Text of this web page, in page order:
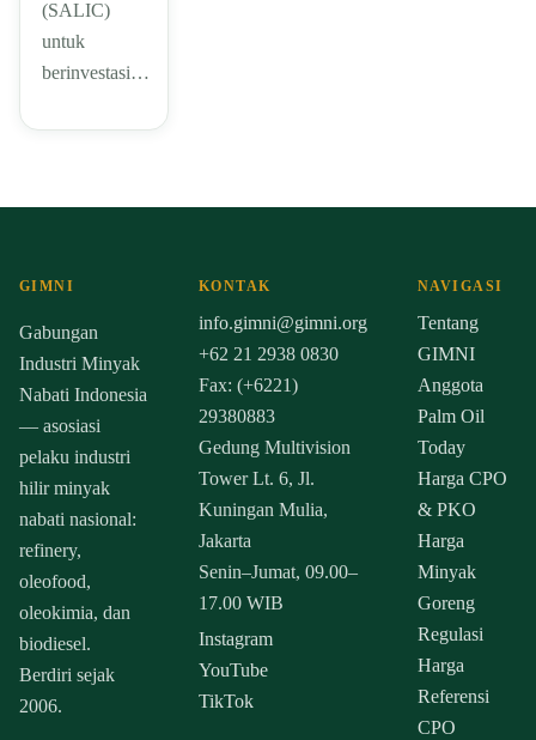
(SALIC)
untuk
berinvestasi…
GIMNI
Gabungan
Industri Minyak
Nabati Indonesia
— asosiasi
pelaku industri
hilir minyak
nabati nasional:
refinery,
oleofood,
oleokimia, dan
biodiesel.
Berdiri sejak
2006.
KONTAK
info.gimni@gimni.org
+62 21 2938 0830
Fax: (+6221)
29380883
Gedung Multivision
Tower Lt. 6, Jl.
Kuningan Mulia,
Jakarta
Senin–Jumat, 09.00–
17.00 WIB
Instagram
YouTube
TikTok
NAVIGASI
Tentang
GIMNI
Anggota
Palm Oil
Today
Harga CPO
& PKO
Harga
Minyak
Goreng
Regulasi
Harga
Referensi
CPO